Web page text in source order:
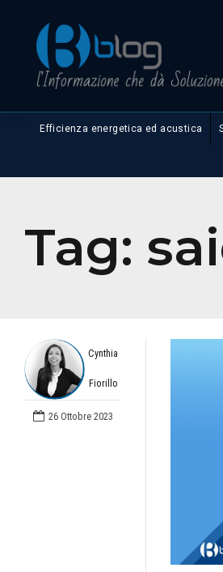
Efficienza energetica ed acustica
Tag:
Cynthia
Fiorillo
26 Ottobre 2023